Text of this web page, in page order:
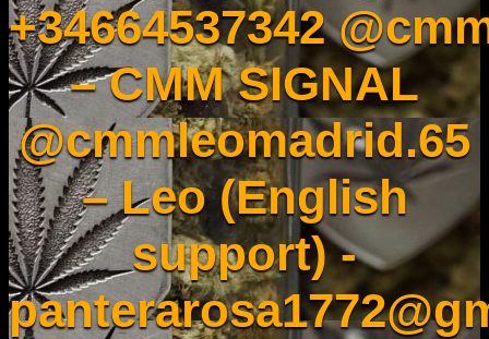
+34664537342
– CMM SIGNAL
@cmmleomadrid.65
– Leo (English
support) -